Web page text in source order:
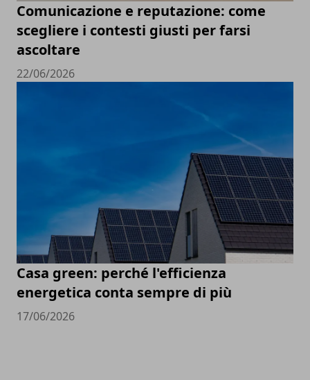
Comunicazione e reputazione: come
scegliere i contesti giusti per farsi
ascoltare
22/06/2026
Casa green: perché l'efficienza
energetica conta sempre di più
17/06/2026